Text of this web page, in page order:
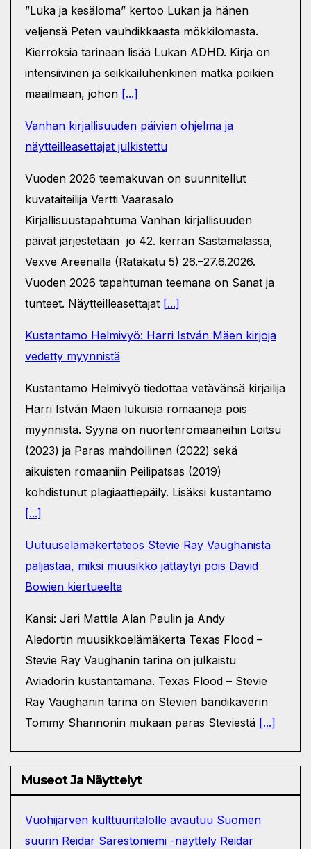
”Luka ja kesäloma” kertoo Lukan ja hänen
veljensä Peten vauhdikkaasta mökkilomasta.
Kierroksia tarinaan lisää Lukan ADHD. Kirja on
intensiivinen ja seikkailuhenkinen matka poikien
maailmaan, johon [...]
Vanhan kirjallisuuden päivien ohjelma ja
näytteilleasettajat julkistettu
Vuoden 2026 teemakuvan on suunnitellut
kuvataiteilija Vertti Vaarasalo
Kirjallisuustapahtuma Vanhan kirjallisuuden
päivät järjestetään jo 42. kerran Sastamalassa,
Vexve Areenalla (Ratakatu 5) 26.–27.6.2026.
Vuoden 2026 tapahtuman teemana on Sanat ja
tunteet. Näytteilleasettajat [...]
Kustantamo Helmivyö: Harri István Mäen kirjoja
vedetty myynnistä
Kustantamo Helmivyö tiedottaa vetävänsä kirjailija
Harri István Mäen lukuisia romaaneja pois
myynnistä. Syynä on nuortenromaaneihin Loitsu
(2023) ja Paras mahdollinen (2022) sekä
aikuisten romaaniin Peilipatsas (2019)
kohdistunut plagiaattiepäily. Lisäksi kustantamo
[...]
Uutuuselämäkertateos Stevie Ray Vaughanista
paljastaa, miksi muusikko jättäytyi pois David
Bowien kiertueelta
Kansi: Jari Mattila Alan Paulin ja Andy
Aledortin muusikkoelämäkerta Texas Flood –
Stevie Ray Vaughanin tarina on julkaistu
Aviadorin kustantamana. Texas Flood – Stevie
Ray Vaughanin tarina on Stevien bändikaverin
Tommy Shannonin mukaan paras Steviestä [...]
Museot Ja Näyttelyt
Vuohijärven kulttuuritalolle avautuu Suomen
suurin Reidar Särestöniemi -näyttely Reidar